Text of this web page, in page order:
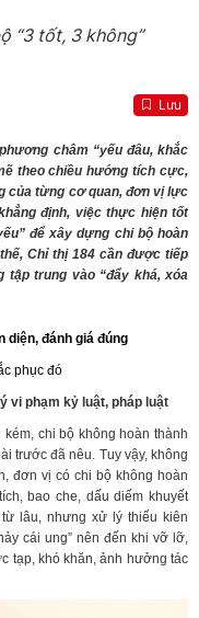
“3 tốt, 3 không”
Lưu
châm “yếu đâu, khắc
theo chiều hướng tích cực,
của từng cơ quan, đơn vị lực
định, việc thực hiện tốt
để xây dựng chi bộ hoàn
Chỉ thị 184 cần được tiếp
tập trung vào “đẩy khá, xóa
diện, đánh giá đúng
phục đó
vi phạm kỷ luật, pháp luật
chi bộ không hoàn thành
trước đã nêu. Tuy vậy, không
đơn vị có chi bộ không hoàn
bao che, dấu diếm khuyết
lâu, nhưng xử lý thiếu kiên
cái ung” nên đến khi vỡ lỡ,
tạp, khó khăn, ảnh hưởng tác